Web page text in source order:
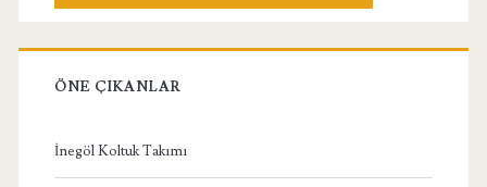
ÖNE ÇIKANLAR
İnegöl Koltuk Takımı